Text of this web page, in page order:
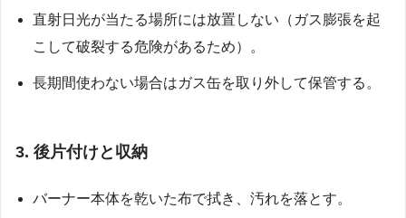
直射日光が当たる場所には放置しない（ガス膨張を起
こして破裂する危険があるため）。
長期間使わない場合はガス缶を取り外して保管する。
3. 後片付けと収納
バーナー本体を乾いた布で拭き、汚れを落とす。